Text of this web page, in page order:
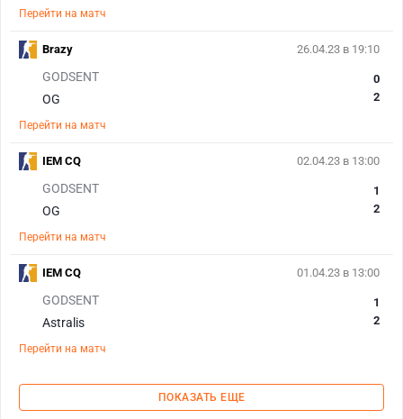
Перейти на матч
26.04.23 в 19:10
GODSENT
OG
0
2
Перейти на матч
Brazy
02.04.23 в 13:00
GODSENT
OG
1
2
Перейти на матч
IEM CQ
01.04.23 в 13:00
GODSENT
Astralis
1
2
Перейти на матч
IEM CQ
ПОКАЗАТЬ ЕЩЕ